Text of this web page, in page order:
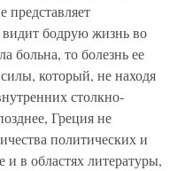
представляет
бод­рую жизнь во
больна, то болезнь ее
который, не находя
столкно­
Греция не
политических и
в областях литературы,